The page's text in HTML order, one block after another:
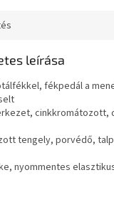
leírása
fékpedál a
cinkkromátozott,
tengely, porvédő,
nyommentes